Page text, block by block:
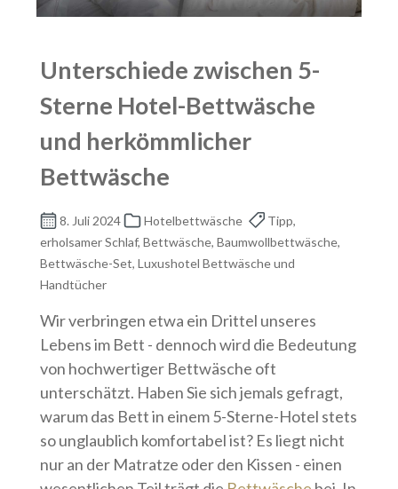
Unterschiede zwischen 5-
Sterne Hotel-Bettwäsche
und herkömmlicher
Bettwäsche
8. Juli 2024 Hotelbettwäsche
Tipp,
erholsamer Schlaf, Bettwäsche, Baumwollbettwäsche,
Bettwäsche-Set, Luxushotel Bettwäsche und
Handtücher
Wir verbringen etwa ein Drittel unseres
Lebens im Bett - dennoch wird die Bedeutung
von hochwertiger Bettwäsche oft
unterschätzt. Haben Sie sich jemals gefragt,
warum das Bett in einem 5-Sterne-Hotel stets
so unglaublich komfortabel ist? Es liegt nicht
nur an der Matratze oder den Kissen - einen